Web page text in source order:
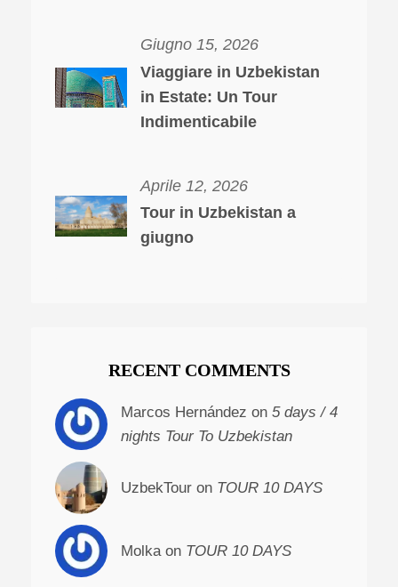
Giugno 15, 2026
Viaggiare in Uzbekistan
in Estate: Un Tour
Indimenticabile
Aprile 12, 2026
Tour in Uzbekistan a
giugno
RECENT COMMENTS
Marcos Hernández on 5 days / 4
nights Tour To Uzbekistan
UzbekTour on TOUR 10 DAYS
Molka on TOUR 10 DAYS